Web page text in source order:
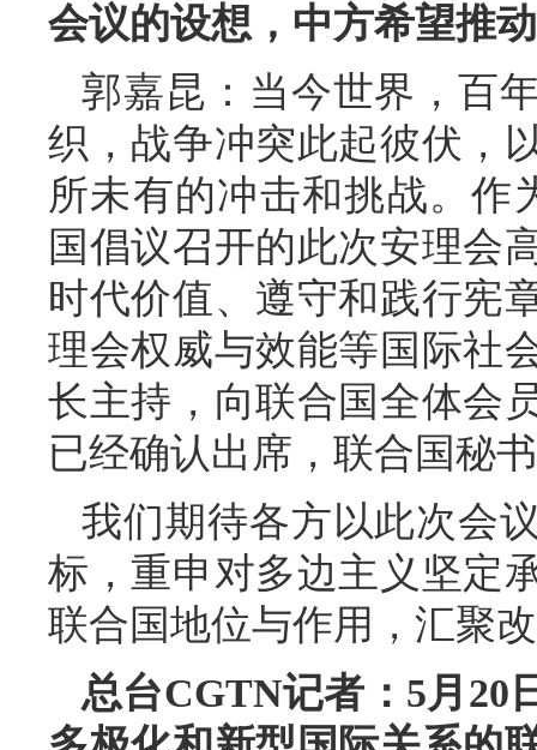
会议的设想，中方希望推
郭嘉昆：当今世界，百
织，战争冲突此起彼伏，
所未有的冲击和挑战。作
国倡议召开的此次安理会
时代价值、遵守和践行宪
理会权威与效能等国际社
长主持，向联合国全体会
已经确认出席，联合国秘
我们期待各方以此次会
标，重申对多边主义坚定
联合国地位与作用，汇聚
总台CGTN记者：5月20